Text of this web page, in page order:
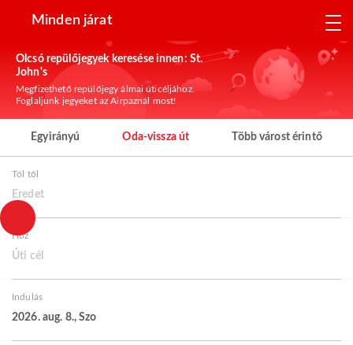
Minden járat
Olcsó repülőjegyek keresése innen: St.
John's
Megfizethető repülőjegy álmai úticéljához.
Foglaljunk jegyeket az Airpaznál most!
Egyirányú Oda-vissza út Több várost érintő
Tól től
Eredet
Hoz
Úti cél
Indulás
2026. aug. 8., Szo